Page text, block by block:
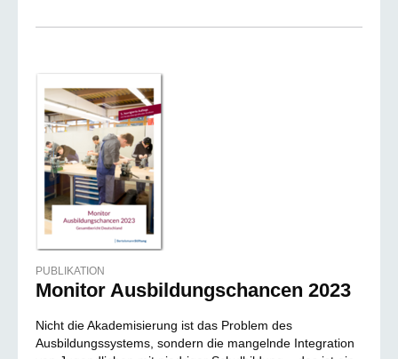
PUBLIKATION
Monitor Ausbildungschancen 2023
Nicht die Akademisierung ist das Problem des
Ausbildungssystems, sondern die mangelnde Integration